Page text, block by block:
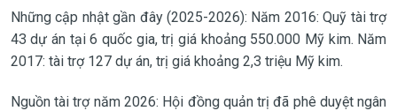
Những cập nhật gần đây (2025-2026): Năm 2016: Quỹ tài trợ
43 dự án tại 6 quốc gia, trị giá khoảng 550.000 Mỹ kim. Năm
2017: tài trợ 127 dự án, trị giá khoảng 2,3 triệu Mỹ kim.
Nguồn tài trợ năm 2026: Hội đồng quản trị đã phê duyệt ngân